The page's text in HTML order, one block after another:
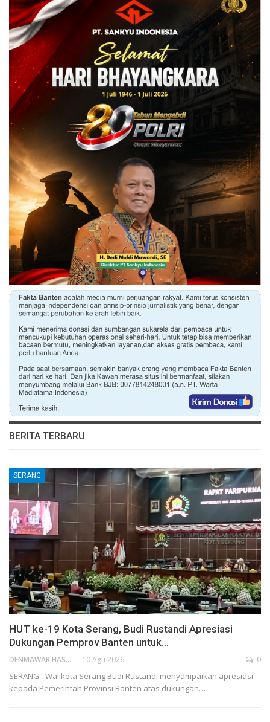
BERITA TERBARU
SERANG
HUT ke-19 Kota Serang, Budi Rustandi Apresiasi
Dukungan Pemprov Banten untuk…
DENMAWAR HASANUDIN 10 Agu 2026 0
SERANG - Walikota Serang Budi Rustandi menyampaikan apresiasi
kepada Pemerintah Provinsi Banten atas dukungan…